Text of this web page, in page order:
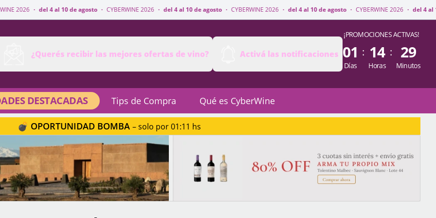
4 al 10 de agosto · CYBERWINE 2026 · del 4 al 10 de agosto · CYBERWINE 2026 · del 4 al 10 de agosto · CYBERWINE 2026 · del 4 al 10 de agosto ·
¿Querés recibir las mejores ofertas de vino?
Activá las notificaciones
¡PROMOCIONES ACTIVAS!
01
Días
: 14
Horas
: 29
Minutos
DESTACADAS Tips de Compra Qué es CyberWine
💣 OPORTUNIDAD BOMBA – solo por 01:11 hs